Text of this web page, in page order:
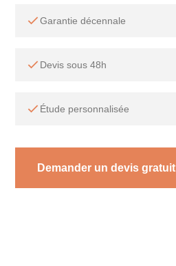
Garantie décennale
Devis sous 48h
Étude personnalisée
Demander un devis gratuit